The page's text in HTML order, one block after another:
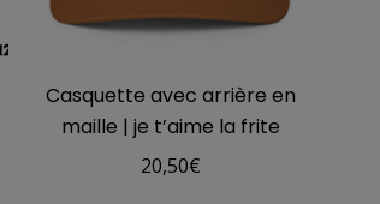
Casquette avec arrière en
maille | je t’aime la frite
20,50€